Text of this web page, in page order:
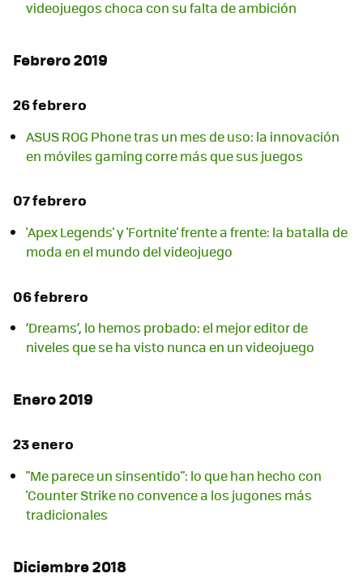
videojuegos choca con su falta de ambición
Febrero 2019
26 febrero
ASUS ROG Phone tras un mes de uso: la innovación
en móviles gaming corre más que sus juegos
07 febrero
'Apex Legends' y 'Fortnite' frente a frente: la batalla de
moda en el mundo del videojuego
06 febrero
‘Dreams’, lo hemos probado: el mejor editor de
niveles que se ha visto nunca en un videojuego
Enero 2019
23 enero
"Me parece un sinsentido": lo que han hecho con
'Counter Strike no convence a los jugones más
tradicionales
Diciembre 2018